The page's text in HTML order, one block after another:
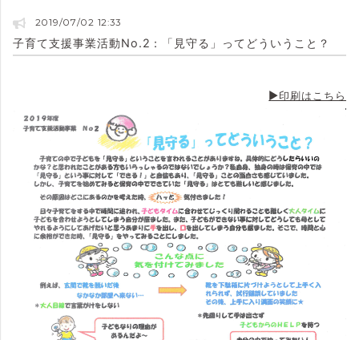
2019/07/02 12:33
子育て支援事業活動No.2：「見守る」ってどういうこと？
▶印刷はこちら